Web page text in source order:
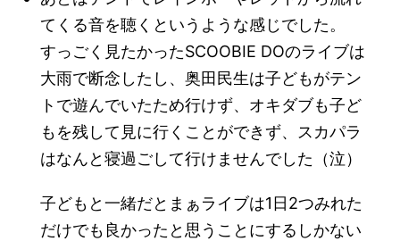
てくる音を聴くというような感じでした。
すっごく見たかったSCOOBIE DOのライブは
大雨で断念したし、奥田民生は子どもがテン
トで遊んでいたため行けず、オキダブも子ど
もを残して見に行くことができず、スカパラ
はなんと寝過ごして行けませんでした（泣）
子どもと一緒だとまぁライブは1日2つみれた
だけでも良かったと思うことにするしかない